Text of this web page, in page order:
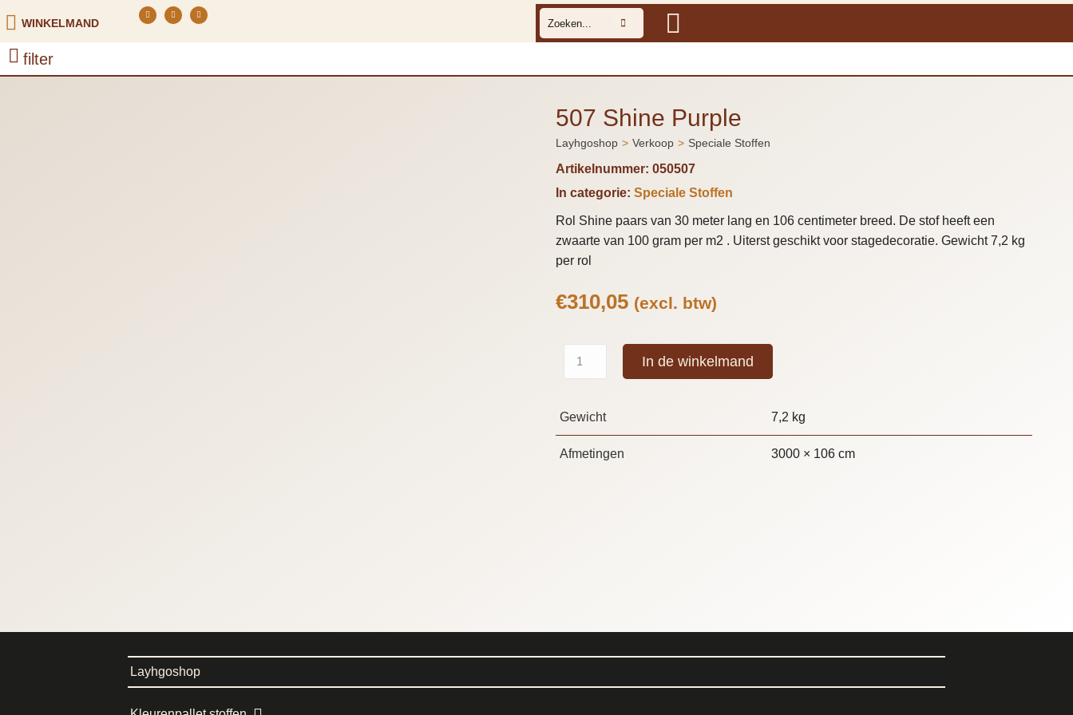
WINKELMAND
filter
507 Shine Purple
Je bent hier:
Layhgoshop Verkoop Speciale Stoffen
Artikelnummer:050507
In categorie: Speciale Stoffen
Rol Shine paars van 30 meter lang en 106 centimeter breed. De stof heeft een
zwaarte van 100 gram per m2 . Uiterst geschikt voor stagedecoratie. Gewicht 7,2 kg
per rol
€310,05 (excl. btw)
In de winkelmand
Gewicht 7,2 kg
Afmetingen 3000 × 106 cm
Layhgoshop